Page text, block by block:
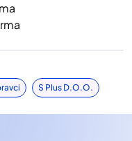
S Plus D.o.o.